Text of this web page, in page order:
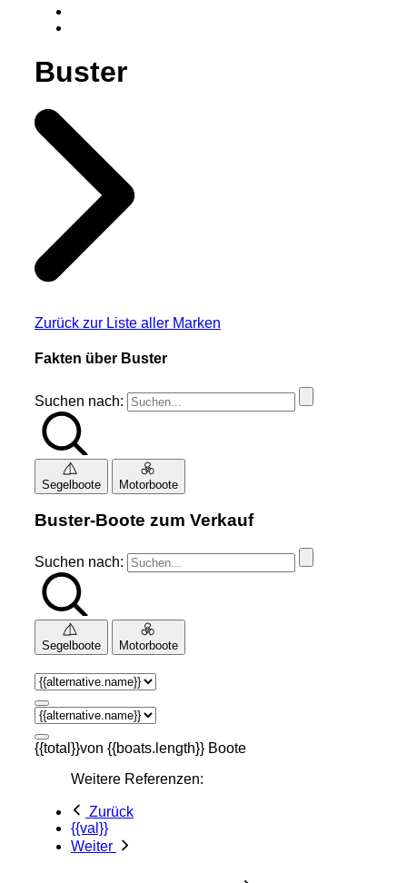
Buster
Zurück zur Liste aller Marken
Fakten über Buster
Suchen nach:
Segelboote Motorboote
Buster-Boote zum Verkauf
Suchen nach:
Segelboote Motorboote
{{total}}von {{boats.length}} Boote
Weitere Referenzen:
Zurück
{{val}}
Weiter